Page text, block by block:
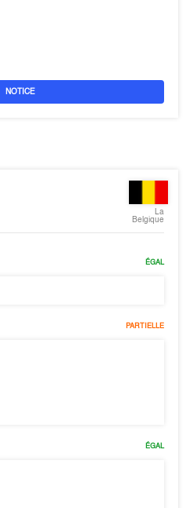
NOTICE
La
Belgique
ÉGAL
PARTIELLE
ÉGAL